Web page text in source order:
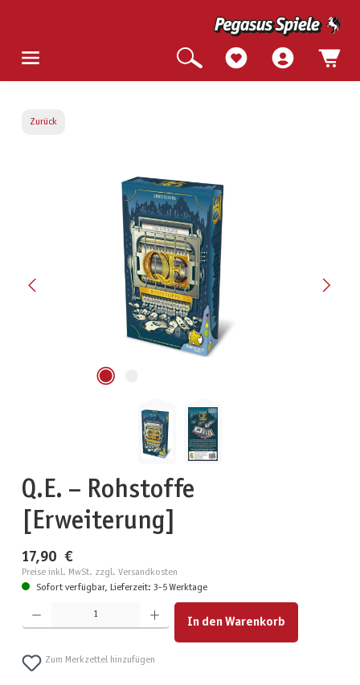
Zurück
Bildergalerie überspringen
Q.E. – Rohstoffe
[Erweiterung]
17,90 €
Preise inkl. MwSt. zzgl. Versandkosten
Sofort verfügbar, Lieferzeit: 3-5 Werktage
Produkt Anzahl: Gib den gewünschten Wert ein oder benutze die Schaltflächen um die Anzahl zu
In den Warenkorb
Zum Merkzettel hinzufügen